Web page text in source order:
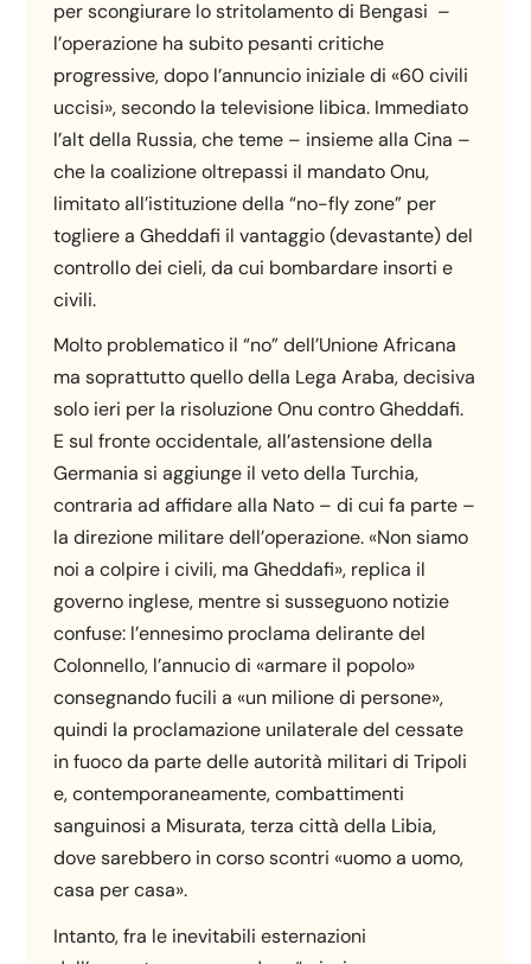
per scongiurare lo stritolamento di Bengasi –
l’operazione ha subito pesanti critiche
progressive, dopo l’annuncio iniziale di «60 civili
uccisi», secondo la televisione libica. Immediato
l’alt della Russia, che teme – insieme alla Cina –
che la coalizione oltrepassi il mandato Onu,
limitato all’istituzione della “no-fly zone” per
togliere a Gheddafi il vantaggio (devastante) del
controllo dei cieli, da cui bombardare insorti e
civili.
Molto problematico il “no” dell’Unione Africana
ma soprattutto quello della Lega Araba, decisiva
solo ieri per la risoluzione Onu contro Gheddafi.
E sul fronte occidentale, all’astensione della
Germania si aggiunge il veto della Turchia,
contraria ad affidare alla Nato – di cui fa parte –
la direzione militare dell’operazione. «Non siamo
noi a colpire i civili, ma Gheddafi», replica il
governo inglese, mentre si susseguono notizie
confuse: l’ennesimo proclama delirante del
Colonnello, l’annucio di «armare il popolo»
consegnando fucili a «un milione di persone»,
quindi la proclamazione unilaterale del cessate
in fuoco da parte delle autorità militari di Tripoli
e, contemporaneamente, combattimenti
sanguinosi a Misurata, terza città della Libia,
dove sarebbero in corso scontri «uomo a uomo,
casa per casa».
Intanto, fra le inevitabili esternazioni